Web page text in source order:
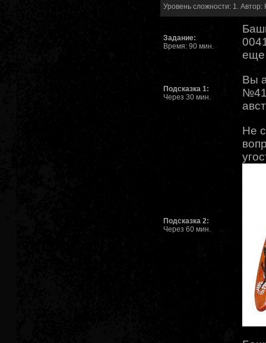
Уровень сложности: 1. Автор:
Задание:
Время: 90 мин.
еще
Подсказка 1:
Через 30 мин.
Вы
Подсказка 2:
Через 60 мин.
Не